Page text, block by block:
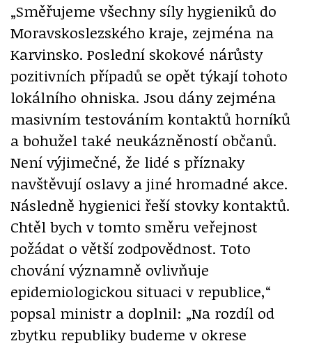
„Směřujeme všechny síly hygieniků do
Moravskoslezského kraje, zejména na
Karvinsko. Poslední skokové nárůsty
pozitivních případů se opět týkají tohoto
lokálního ohniska. Jsou dány zejména
masivním testováním kontaktů horníků
a bohužel také neukázněností občanů.
Není výjimečné, že lidé s příznaky
navštěvují oslavy a jiné hromadné akce.
Následně hygienici řeší stovky kontaktů.
Chtěl bych v tomto směru veřejnost
požádat o větší zodpovědnost. Toto
chování významně ovlivňuje
epidemiologickou situaci v republice,“
popsal ministr a doplnil: „Na rozdíl od
zbytku republiky budeme v okrese